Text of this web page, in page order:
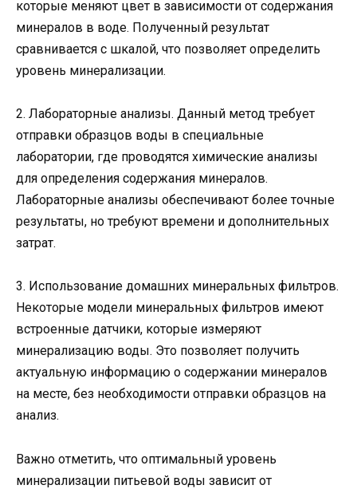
которые меняют цвет в зависимости от содержания
минералов в воде. Полученный результат
сравнивается с шкалой, что позволяет определить
уровень минерализации.
2. Лабораторные анализы. Данный метод требует
отправки образцов воды в специальные
лаборатории, где проводятся химические анализы
для определения содержания минералов.
Лабораторные анализы обеспечивают более точные
результаты, но требуют времени и дополнительных
затрат.
3. Использование домашних минеральных фильтров.
Некоторые модели минеральных фильтров имеют
встроенные датчики, которые измеряют
минерализацию воды. Это позволяет получить
актуальную информацию о содержании минералов
на месте, без необходимости отправки образцов на
анализ.
Важно отметить, что оптимальный уровень
минерализации питьевой воды зависит от